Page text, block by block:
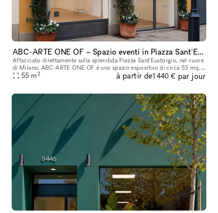
ABC-ARTE ONE OF – Spazio eventi in Piazza Sant'Eustorgio, Milano
Affacciato direttamente sulla splendida Piazza Sant'Eustorgio, nel cuore
di Milano, ABC-ARTE ONE OF è uno spazio espositivo di circa 55 mq,
completamente ristrutturato di recente e curato nei minimi
55 m2 à partir de1 440 € par jour